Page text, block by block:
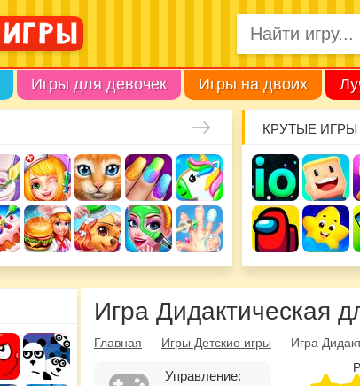
Игры для девочек Игры на двоих
КРУТЫЕ ИГРЫ
Игра Дидактическая
Главная — Игры Детские игры — Игра
Управление: